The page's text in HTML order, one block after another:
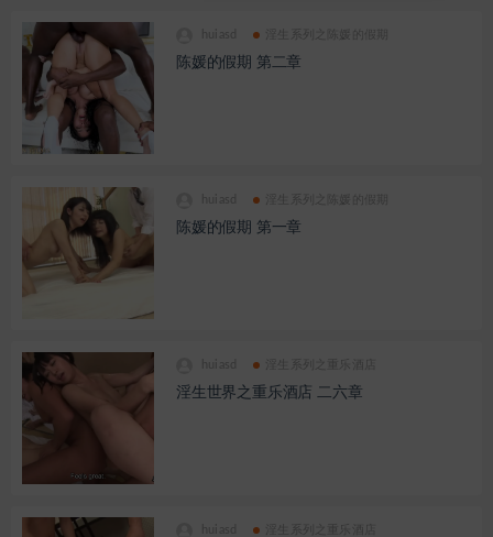
淫生系列之陈媛的假期
陈媛的假期 第二章
淫生系列之陈媛的假期
陈媛的假期 第一章
淫生世界之重乐酒店 二六章